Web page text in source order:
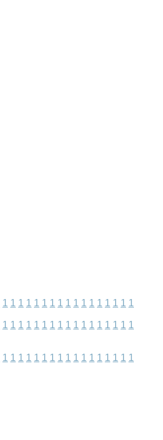
1 1 1 1 1 1 1 1 1 1 1 1 1 1 1 1 1
1 1 1 1 1 1 1 1 1 1 1 1 1 1 1 1 1
1 1 1 1 1 1 1 1 1 1 1 1 1 1 1 1 1